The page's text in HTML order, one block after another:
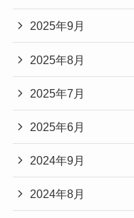
2025年9月
2025年8月
2025年7月
2025年6月
2024年9月
2024年8月